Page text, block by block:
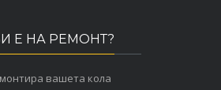
Е НА РЕМОНТ?
вашета кола